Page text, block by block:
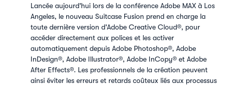
Lancée aujourd'hui lors de la conférence Adobe MAX à Los
Angeles, le nouveau Suitcase Fusion prend en charge la
toute dernière version d'Adobe Creative Cloud®, pour
accéder directement aux polices et les activer
automatiquement depuis Adobe Photoshop®, Adobe
InDesign®, Adobe Illustrator®, Adobe InCopy® et Adobe
After Effects®. Les professionnels de la création peuvent
ainsi éviter les erreurs et retards coûteux liés aux processus